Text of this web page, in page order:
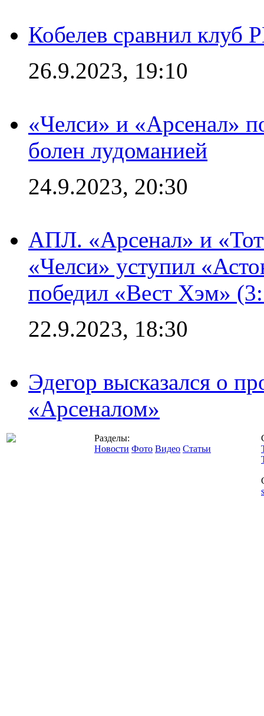
Кобелев сравнил клуб
26.9.2023, 19:10
«Челси» и «Арсенал»
болен лудоманией
24.9.2023, 20:30
АПЛ. «Арсенал» и
«Челси» уступил
победил «Вест Хэм»
22.9.2023, 18:30
Эдегор высказался о
«Арсеналом»
Разделы:
Новости Фото Видео Статьи